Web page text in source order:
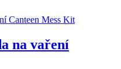
na vaření